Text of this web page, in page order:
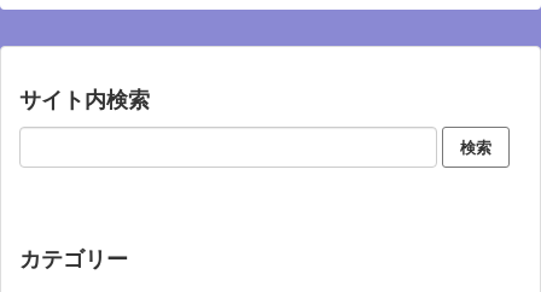
サイト内検索
カテゴリー